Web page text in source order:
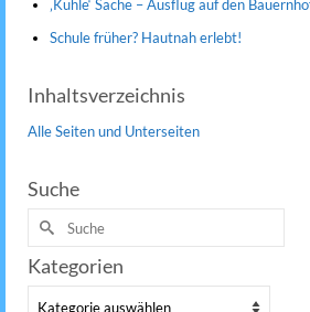
‚Kuhle‘ Sache – Ausflug auf den
Schule früher? Hautnah erlebt!
Inhaltsverzeichnis
Alle Seiten und Unterseiten
Suche
Suche
nach:
Kategorien
Kategorien